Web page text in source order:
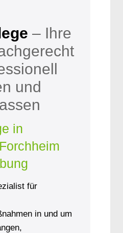
– Ihre
und
in
für
in und um